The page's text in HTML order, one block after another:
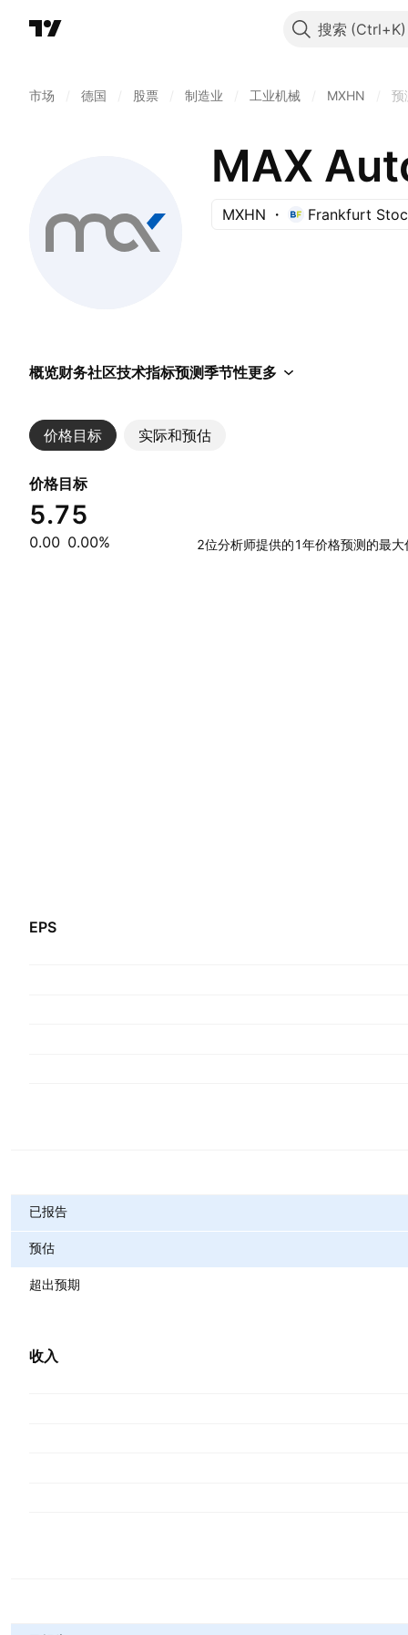
搜索
市场 德国 股票 制造业 工业机械 MXHN 预
MAX
MXHN Frankfurt
概览财务社区技术指标预测季节性更多
价格目标 实际和预估
价格目标
5.75
0.00 0.00% 2位分析师提供的1年价格预测的最
EPS
已报告
预估
超出预期
收入